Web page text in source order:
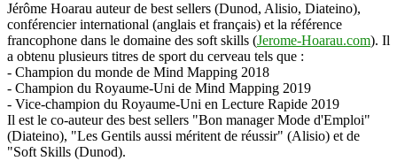
Jérôme Hoarau auteur de best sellers (Dunod, Alisio, Diateino),
conférencier international (anglais et français) et la référence
francophone dans le domaine des soft skills (Jerome-Hoarau.com). Il
a obtenu plusieurs titres de sport du cerveau tels que :
- Champion du monde de Mind Mapping 2018
- Champion du Royaume-Uni de Mind Mapping 2019
- Vice-champion du Royaume-Uni en Lecture Rapide 2019
Il est le co-auteur des best sellers "Bon manager Mode d'Emploi"
(Diateino), "Les Gentils aussi méritent de réussir" (Alisio) et de
"Soft Skills (Dunod).